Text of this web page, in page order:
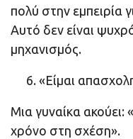
πολύ στην εμπειρία
Αυτό δεν είναι
μηχανισμός.
«Είμαι
Μια γυναίκα ακούει:
χρόνο στη σχέση».